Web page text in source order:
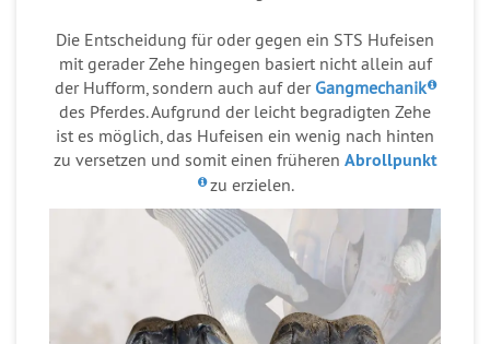
Die Entscheidung für oder gegen ein STS Hufeisen
mit gerader Zehe hingegen basiert nicht allein auf
der Hufform, sondern auch auf der Gangmechanik
des Pferdes. Aufgrund der leicht begradigten Zehe
ist es möglich, das Hufeisen ein wenig nach hinten
zu versetzen und somit einen früheren Abrollpunkt
zu erzielen.